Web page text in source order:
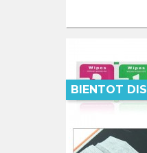
BIENTOT